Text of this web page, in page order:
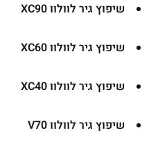
שיפוץ גיר לוולוו XC90
שיפוץ גיר לוולוו XC60
שיפוץ גיר לוולוו XC40
שיפוץ גיר לוולוו V70